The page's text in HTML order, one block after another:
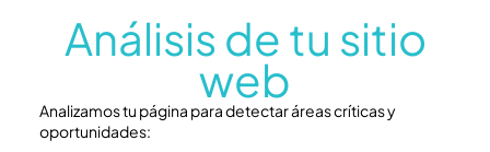
Análisis de tu sitio
web
Analizamos tu página para detectar áreas críticas y
oportunidades: